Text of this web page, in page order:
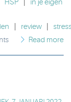
HSP
in je eigen
review
Read more